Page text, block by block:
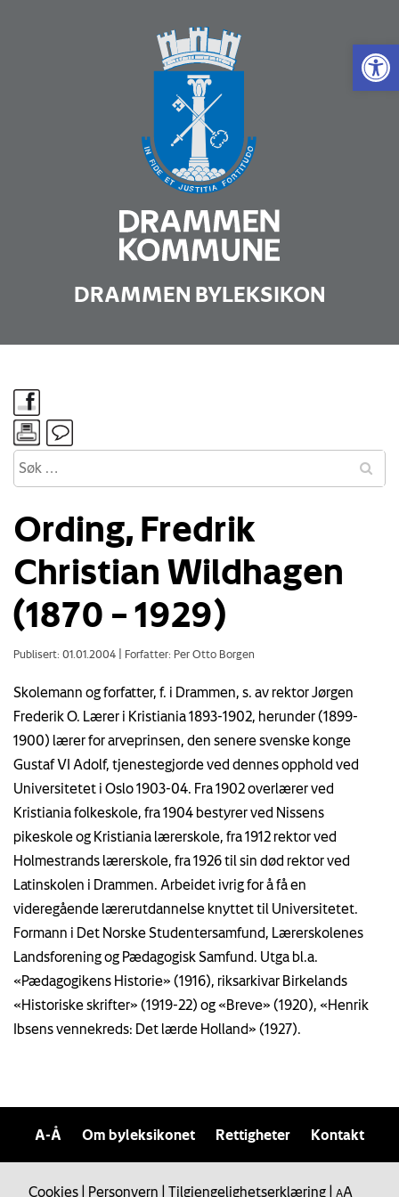
Vis
DRAMMEN BYLEKSIKON
Ording, Fredrik
Christian Wildhagen
(1870 – 1929)
Publisert: 01.01.2004 Forfatter: Per Otto Borgen
Skolemann og forfatter, f. i Drammen, s. av rektor Jørgen
Frederik O. Lærer i Kristiania 1893-1902, herunder (1899-
1900) lærer for arveprinsen, den senere svenske konge
Gustaf VI Adolf, tjenestegjorde ved dennes opphold ved
Universitetet i Oslo 1903-04. Fra 1902 overlærer ved
Kristiania folkeskole, fra 1904 bestyrer ved Nissens
pikeskole og Kristiania lærerskole, fra 1912 rektor ved
Holmestrands lærerskole, fra 1926 til sin død rektor ved
Latinskolen i Drammen. Arbeidet ivrig for å få en
videregående lærerutdannelse knyttet til Universitetet.
Formann i Det Norske Studentersamfund, Lærerskolenes
Landsforening og Pædagogisk Samfund. Utga bl.a.
«Pædagogikens Historie» (1916), riksarkivar Birkelands
«Historiske skrifter» (1919-22) og «Breve» (1920), «Henrik
Ibsens vennekreds: Det lærde Holland» (1927).
A-Å Om byleksikonet Rettigheter Kontakt
Cookies Personvern Tilgjengelighetserklæring AA